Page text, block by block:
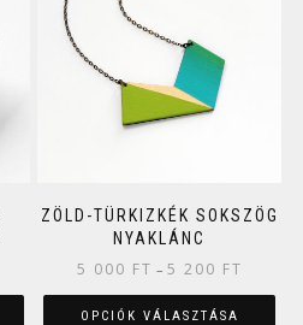
ZÖLD-TÜRKIZKÉK SOKSZÖG
NYAKLÁNC
5 000 FT – 5 200 FT
OPCIÓK VÁLASZTÁSA